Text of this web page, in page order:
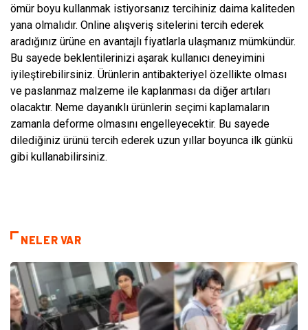
ömür boyu kullanmak istiyorsanız tercihiniz daima kaliteden
yana olmalıdır. Online alışveriş sitelerini tercih ederek
aradığınız ürüne en avantajlı fiyatlarla ulaşmanız mümkündür.
Bu sayede beklentilerinizi aşarak kullanıcı deneyimini
iyileştirebilirsiniz. Ürünlerin antibakteriyel özellikte olması
ve paslanmaz malzeme ile kaplanması da diğer artıları
olacaktır. Neme dayanıklı ürünlerin seçimi kaplamaların
zamanla deforme olmasını engelleyecektir. Bu sayede
dilediğiniz ürünü tercih ederek uzun yıllar boyunca ilk günkü
gibi kullanabilirsiniz.
NELER VAR